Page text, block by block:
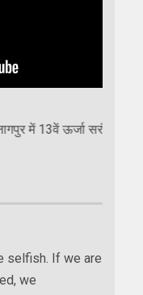
समारोह में राज्य के
selfish. If we are
we